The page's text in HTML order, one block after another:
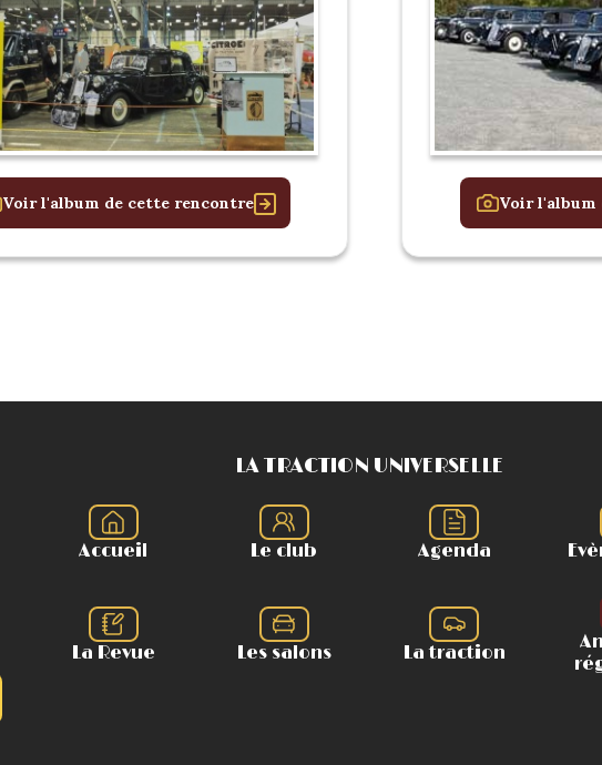
Voir l'album de cette rencontre Voir l'album
LA TRACTION UNIVERSELLE
Accueil Le club Agenda
La Revue Les salons La traction